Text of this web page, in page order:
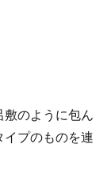
敷のように包ん
イプのものを連